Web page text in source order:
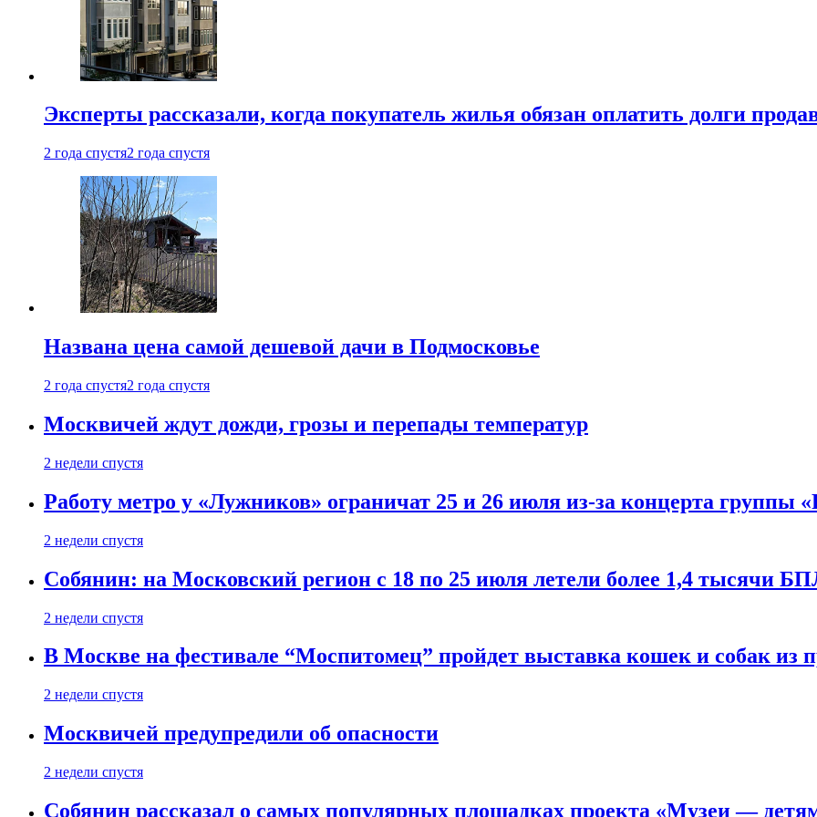
Эксперты рассказали, когда покупатель жилья обязан оплатить долги
2 года спустя2 года спустя
Названа цена самой дешевой дачи в Подмосковье
2 года спустя2 года спустя
Москвичей ждут дожди, грозы и перепады температур
2 недели спустя
Работу метро у «Лужников» ограничат 25 и 26 июля из-за концерта группы
2 недели спустя
Собянин: на Московский регион с 18 по 25 июля летели более 1,4 тысячи
2 недели спустя
В Москве на фестивале “Моспитомец” пройдет выставка кошек и собак из
2 недели спустя
Москвичей предупредили об опасности
2 недели спустя
Собянин рассказал о самых популярных площадках проекта «Музеи —